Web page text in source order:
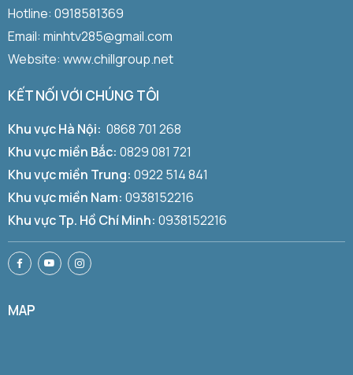
Hotline: 0918581369
Email: minhtv285@gmail.com
Website: www.chillgroup.net
KẾT NỐI VỚI CHÚNG TÔI
Khu vực Hà Nội: 0868 701 268
Khu vực miền Bắc: 0829 081 721
Khu vực miền Trung: 0922 514 841
Khu vực miền Nam: 0938152216
Khu vực Tp. Hồ Chí Minh: 0938152216
MAP